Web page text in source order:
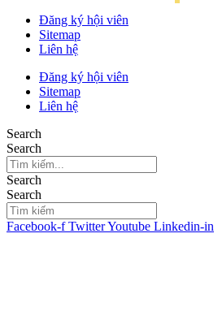
Đăng ký hội viên
Sitemap
Liên hệ
Đăng ký hội viên
Sitemap
Liên hệ
Search
Search
Search
Search
Facebook-f TwitterYoutube Linkedin-in